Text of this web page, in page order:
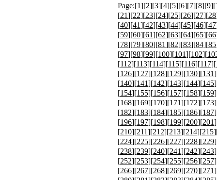
Page:[1][2][3][4][5][6][7][8][9][
[21][22][23][24][25][26][27][28
[40][41][42][43][44][45][46][47
[59][60][61][62][63][64][65][66
[78][79][80][81][82][83][84][85
[97][98][99][100][101][102][
[112][113][114][115][116][117][
[126][127][128][129][130][131
[140][141][142][143][144][145
[154][155][156][157][158][159
[168][169][170][171][172][173
[182][183][184][185][186][187
[196][197][198][199][200][201
[210][211][212][213][214][215
[224][225][226][227][228][229
[238][239][240][241][242][243
[252][253][254][255][256][257
[266][267][268][269][270][271